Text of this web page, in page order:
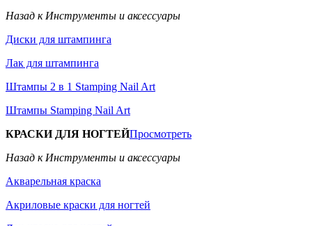
Назад к Инструменты и аксессуары
Диски для штампинга
Лак для штампинга
Штампы 2 в 1 Stamping Nail Art
Штампы Stamping Nail Art
КРАСКИ ДЛЯ НОГТЕЙПросмотреть
Назад к Инструменты и аксессуары
Акварельная краска
Акриловые краски для ногтей